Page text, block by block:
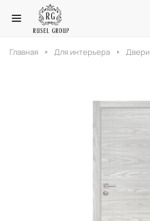
Главная Для интерьера Двери